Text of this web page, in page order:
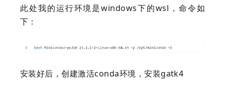
此处我的运行环境是windows下的wsl，命令如
下：
安装好后，创建激活conda环境，安装gatk4